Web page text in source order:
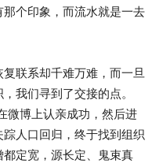
个印象，而流水就是一去
联系却千难万难，而一旦
我们寻到了交接的点。
微博上认亲成功，然后进
人口回归，终于找到组织
定宽，源长定、鬼束真